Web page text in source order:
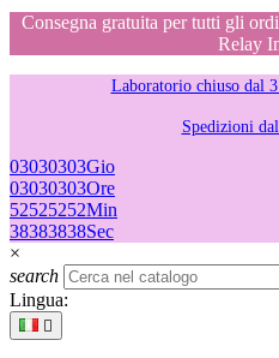
Consegna gratuita per tutti gli
Relay
Laboratorio chiuso dal
Spedizioni
03030303Gio
03030303Ore
52525252Min
38383838Sec
×
search
Lingua:
